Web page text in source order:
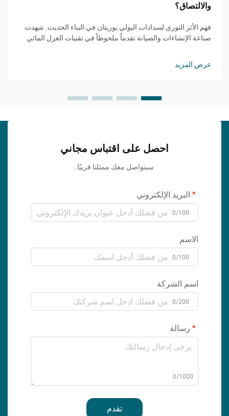
والالتصاق؟
فهم الأثر الثوري لسدادات البولي يوريثان في البناء الحديث. شهدت
صناعة الإنشاءات والصيانة تقدماً ملحوظاً في تقنيات العزل المائي
عرض المزيد
احصل على اقتباس مجاني
سيتواصل معك ممثلنا قريبًا.
البريد الإلكتروني
0/100
الاسم
0/100
اسم الشركة
0/200
رسالة
0/1000
تقدم